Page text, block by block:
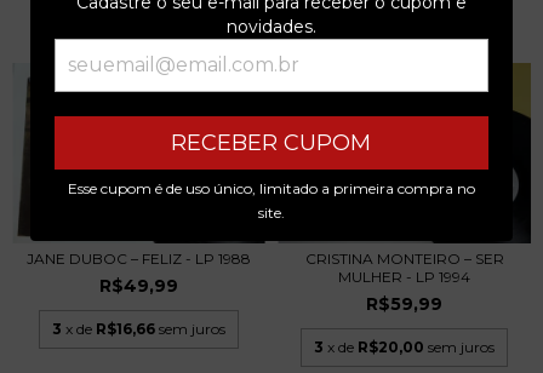
novidades.
RECEBER CUPOM
Esse cupom é de uso único, limitado a primeira compra no
site.
x deR$13,33 sem juros
JANE DUBOC – FELIZ - LP 1988
R$49,99
3 x de R$16,66 sem juros
CRISTINA MONTEIRO – SER
MULHER - LP 1994
R$59,99
3 x de R$20,00 sem juros